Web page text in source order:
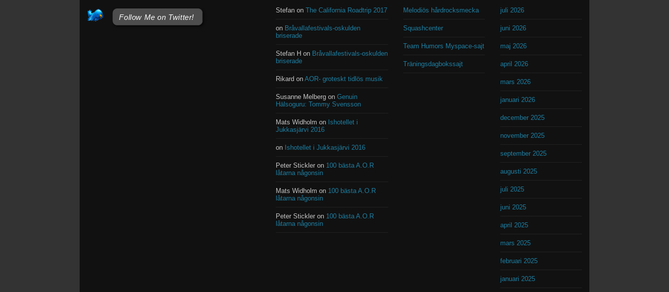
Follow Me on Twitter!
Stefan onThe California Roadtrip 2017
on Bråvallafestivals-oskulden
briserade
Stefan H on Bråvallafestivals-oskulden
briserade
Rikard onAOR- groteskt tidlös musik
Susanne Melberg onGenuin
Hälsoguru: Tommy Svensson
Mats Widholm on Ishotellet i
Jukkasjärvi 2016
on Ishotellet i Jukkasjärvi 2016
Peter Stickler on 100 bästa A.O.R
låtarna någonsin
Mats Widholm on 100 bästa A.O.R
låtarna någonsin
Peter Stickler on 100 bästa A.O.R
låtarna någonsin
Melodiös hårdrocksmecka
Squashcenter
Team Humors Myspace-sajt
Träningsdagbokssajt
juli 2026
juni 2026
maj 2026
april 2026
mars 2026
januari 2026
december 2025
november 2025
september 2025
augusti 2025
juli 2025
juni 2025
april 2025
mars 2025
februari 2025
januari 2025